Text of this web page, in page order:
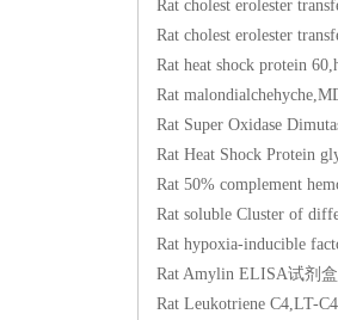
Rat cholest erolester
Rat cholest erolester
Rat heat shock protein
Rat
Rat Super Oxidase
Rat Heat Shock Protein
Rat 50% complement
Rat soluble Cluster of
Rat hypoxia-inducible
Rat Amylin ELISA试剂
Rat Leukotriene C4,LT-